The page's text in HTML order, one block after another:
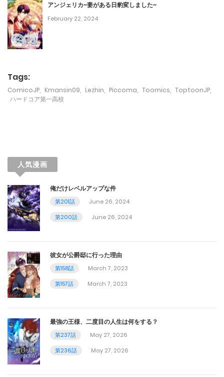
January 5, 2024
第14話
December 25, 2023
December 24, 2023
December 22, 2023
第10話
December 21, 2023
December 20, 2023
第8話
December 19, 2023
第7話
December 18, 2023
第6話
アンジェリカ~妻がある日豹変しました~
February 22, 2024
Tags:
ComicoJP Kmansin09 Lezhin Piccoma Toomics ToptoonJP
ハードコア第一高校
人気漫画
俺だけレベルアップな件
第201話
June 26, 2024
第200話
June 26, 2024
彼女が公爵邸に行った理由
第158話
March 7, 2023
第157話
March 7, 2023
最強の王様、二度目の人生は何をする？
第237話
May 27, 2026
第236話
May 27, 2026